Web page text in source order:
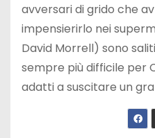
avversari di grido che
impensierirlo nei
David Morrell) sono
sempre più difficile per
adatti a suscitare un